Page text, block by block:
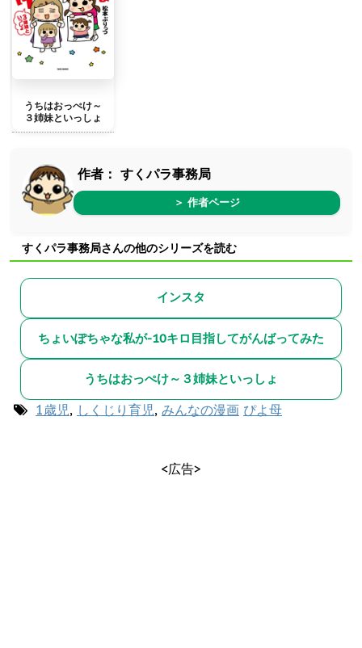
うちはおっぺけ～
３姉妹といっしょ
作者： すくパラ事務局
＞ 作者ページ
すくパラ事務局さんの他のシリーズを読む
インスタ
ちょいぽちゃな私が-10キロ目指してがんばってみた
うちはおっぺけ～３姉妹といっしょ
1歳児, しくじり育児, みんなの漫画 ぴよ母
<広告>